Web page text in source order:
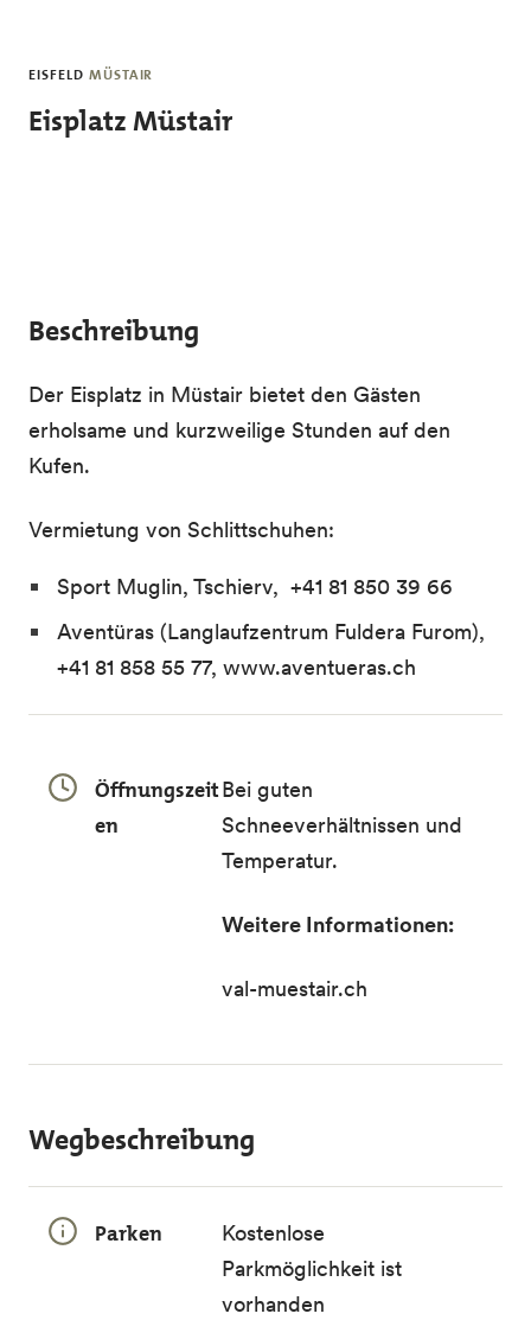
EISFELD MÜSTAIR
Eisplatz Müstair
Beschreibung
Der Eisplatz in Müstair bietet den Gästen
erholsame und kurzweilige Stunden auf den
Kufen.
Vermietung von Schlittschuhen:
Sport Muglin, Tschierv, +41 81 850 39 66
Aventüras (Langlaufzentrum Fuldera Furom),
+41 81 858 55 77, www.aventueras.ch
Öffnungszeit
en
Bei guten
Schneeverhältnissen und
Temperatur.
Weitere Informationen:
val-muestair.ch
Wegbeschreibung
Parken
Kostenlose
Parkmöglichkeit ist
vorhanden